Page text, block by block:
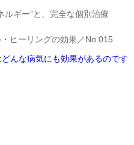
ルギー”と、完全な個別治療
ヒーリングの効果／No.015
んな病気にも効果があるのです